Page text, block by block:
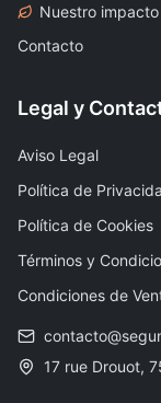
Nuestro
Contacto
Legal y
Aviso Legal
Política de
Política de Cookies
Términos y
Condiciones de
17 rue Drouot,